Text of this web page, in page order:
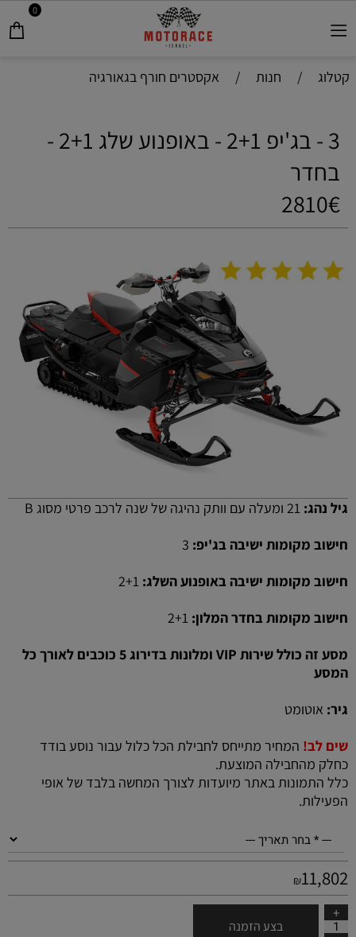
0
קטלוג / חנות / אקסטרים חורף בגאורגיה
3 - בג'יפ 2+1 - באופנוע שלג 2+1 -
בחדר
2810€
גיל נהג:
חישוב מקומות ישיבה בג'יפ:
חישוב מקומות ישיבה באופנוע השלג:
חישוב מקומות בחדר המלון:
מסע זה כולל שירות VIP ומלונות בדירוג 5 כוכבים לאורך כל
המסע
גיר: אוטומט
שים לב! המחיר מתייחס לחבילת הכל כלול עבור נוסע בודד
כחלק מהחבילה המוצעת.
כלל התמונות באתר מיועדות לצורך המחשה בלבד של אופי
הפעילות.
₪11,802
בצע הזמנה